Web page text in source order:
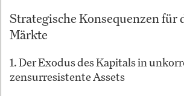
Strategische Konsequenzen für
Märkte
1. Der Exodus des Kapitals in
zensurresistente Assets